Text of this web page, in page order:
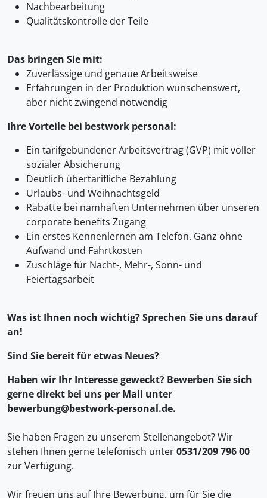
Nachbearbeitung
Qualitätskontrolle der Teile
Das bringen Sie mit:
Zuverlässige und genaue Arbeitsweise
Erfahrungen in der Produktion wünschenswert,
aber nicht zwingend notwendig
Ihre Vorteile bei bestwork personal:
Ein tarifgebundener Arbeitsvertrag (GVP) mit voller
sozialer Absicherung
Deutlich übertarifliche Bezahlung
Urlaubs- und Weihnachtsgeld
Rabatte bei namhaften Unternehmen über unseren
corporate benefits Zugang
Ein erstes Kennenlernen am Telefon. Ganz ohne
Aufwand und Fahrtkosten
Zuschläge für Nacht-, Mehr-, Sonn- und
Feiertagsarbeit
Was ist Ihnen noch wichtig? Sprechen Sie uns darauf
an!
Sind Sie bereit für etwas Neues?
Haben wir Ihr Interesse geweckt? Bewerben Sie sich
gerne direkt bei uns per Mail unter
bewerbung@bestwork-personal.de.
Sie haben Fragen zu unserem Stellenangebot? Wir
stehen Ihnen gerne telefonisch unter0531/209 796 00
zur Verfügung.
Wir freuen uns auf Ihre Bewerbung, um für Sie die